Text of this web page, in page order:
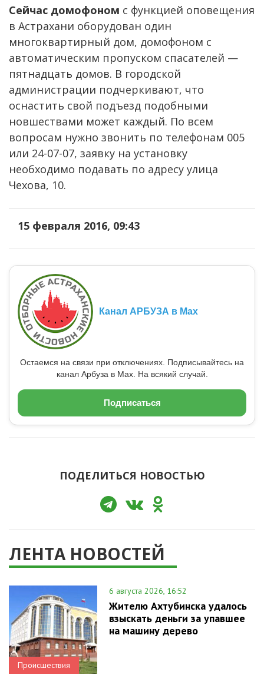
Сейчас домофоном с функцией оповещения
в Астрахани оборудован один
многоквартирный дом, домофоном с
автоматическим пропуском спасателей —
пятнадцать домов. В городской
администрации подчеркивают, что
оснастить свой подъезд подобными
новшествами может каждый. По всем
вопросам нужно звонить по телефонам 005
или 24-07-07, заявку на установку
необходимо подавать по адресу улица
Чехова, 10.
15 февраля 2016, 09:43
Канал АРБУЗА в Max
Остаемся на связи при отключениях. Подписывайтесь на
канал Арбуза в Max. На всякий случай.
Подписаться
ПОДЕЛИТЬСЯ НОВОСТЬЮ
ЛЕНТА НОВОСТЕЙ
Происшествия
6 августа 2026, 16:52
Жителю Ахтубинска удалось
взыскать деньги за упавшее
на машину дерево